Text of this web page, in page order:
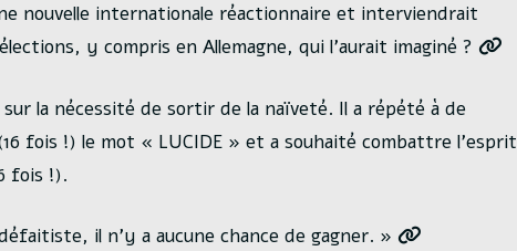
nouvelle internationale réactionnaire et interviendrait
y compris en Allemagne, qui l’aurait imaginé ?
la nécessité de sortir de la naïveté. Il a répété à de
fois !) le mot « LUCIDE » et a souhaité combattre l’esprit
fois !).
il n’y a aucune chance de gagner. »